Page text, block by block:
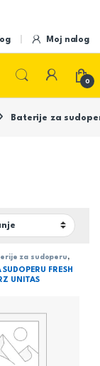
Moj nalog
0
Baterije za
za sudoperu,
FRESH
UNITAS